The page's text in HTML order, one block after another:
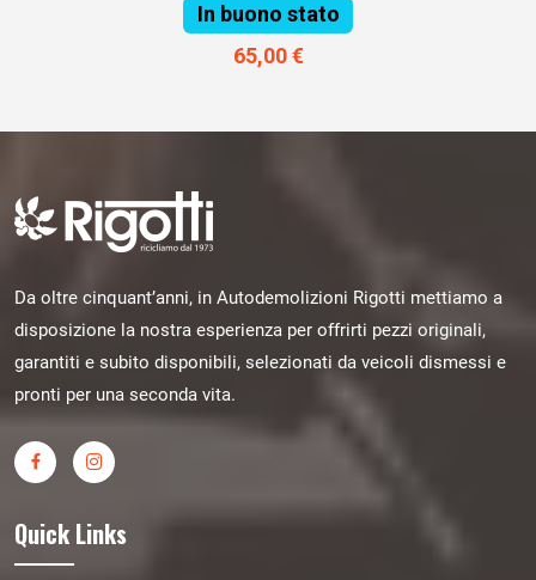
In buono stato
65,00 €
Da oltre cinquant’anni, in Autodemolizioni Rigotti mettiamo a
disposizione la nostra esperienza per offrirti pezzi originali,
garantiti e subito disponibili, selezionati da veicoli dismessi e
pronti per una seconda vita.
Quick Links